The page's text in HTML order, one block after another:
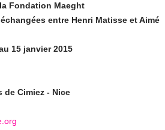
Fondation Maeght
entre Henri Matisse et Aimé
15 janvier 2015
de Cimiez - Nice